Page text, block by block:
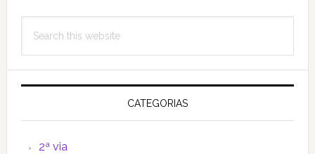
Primary
Sidebar
this
CATEGORIAS
2ª via